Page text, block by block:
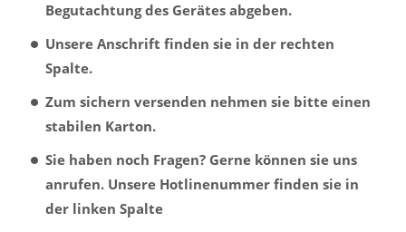
Begutachtung des Gerätes abgeben.
Unsere Anschrift finden sie in der rechten
Spalte.
Zum sichern versenden nehmen sie bitte einen
stabilen Karton.
Sie haben noch Fragen? Gerne können sie uns
anrufen. Unsere Hotlinenummer finden sie in
der linken Spalte